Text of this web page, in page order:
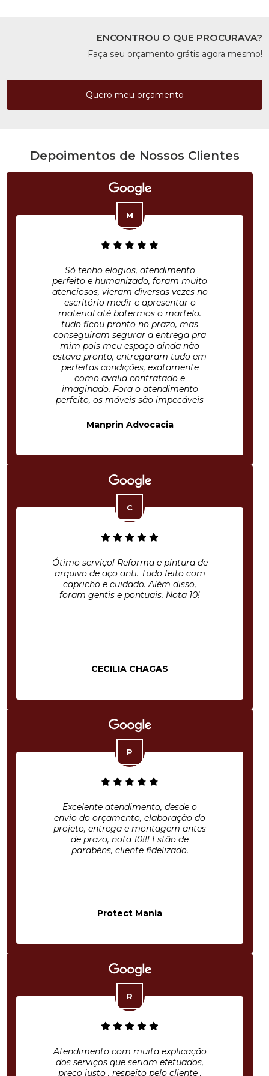
ENCONTROU O QUE PROCURAVA?
Faça seu orçamento grátis agora mesmo!
Quero meu orçamento
Depoimentos de Nossos Clientes
Só tenho elogios, atendimento
perfeito e humanizado, foram muito
atenciosos, vieram diversas vezes no
escritório medir e apresentar o
material até batermos o martelo.
tudo ficou pronto no prazo, mas
conseguiram segurar a entrega pra
mim pois meu espaço ainda não
estava pronto, entregaram tudo em
perfeitas condições, exatamente
como avalia contratado e
imaginado. Fora o atendimento
perfeito, os móveis são impecáveis
Manprin Advocacia
Ótimo serviço! Reforma e pintura de
arquivo de aço anti. Tudo feito com
capricho e cuidado. Além disso,
foram gentis e pontuais. Nota 10!
CECILIA CHAGAS
Excelente atendimento, desde o
envio do orçamento, elaboração do
projeto, entrega e montagem antes
de prazo, nota 10!!! Estão de
parabéns, cliente fidelizado.
Protect Mania
Atendimento com muita explicação
dos serviços que seriam efetuados,
preço justo , respeito pelo cliente ,